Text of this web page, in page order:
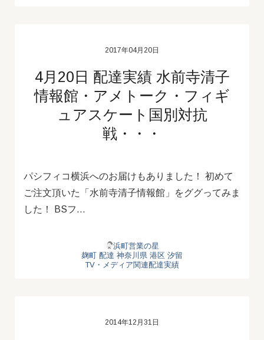
2017年04月20日
4月20日 配達実績 水前寺清子
情報館・アメトーク・フィギ
ュアスケート国別対抗
戦・・・
パシフィコ横浜へのお届けもありました！ 初めて
ご注文頂いた「水前寺清子情報館」をググってみま
した！ BSフ…
浜町営業の星
麹町 配達 神奈川県 港区 汐留
TV・メディア関連配達実績
2014年12月31日